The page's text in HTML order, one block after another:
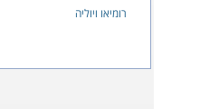
רומיאו ויוליה